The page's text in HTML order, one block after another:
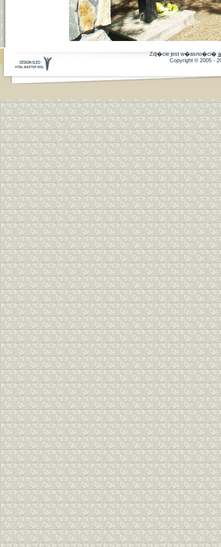
Zdj�cie jest w�asno�ci�
Copyright © 2005 -